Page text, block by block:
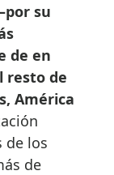
su
de en
resto de
América
de los
de